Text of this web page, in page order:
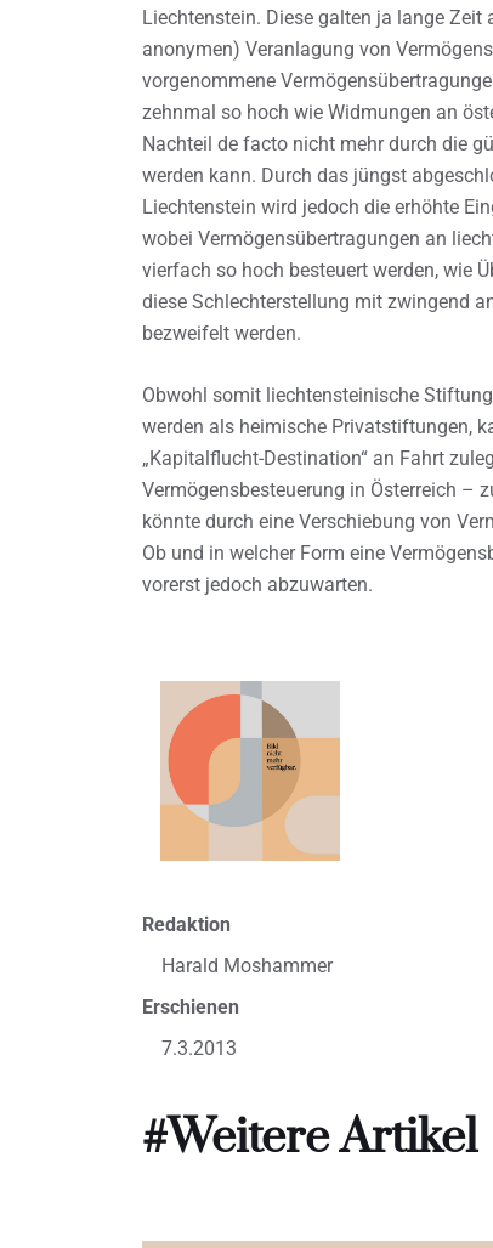
Liechtenstein. Diese galten ja lange Zeit
anonymen) Veranlagung von
vorgenommene
zehnmal so hoch wie Widmungen an
Nachteil de facto nicht mehr durch die
werden kann. Durch das jüngst
Liechtenstein wird jedoch die erhöhte
wobei Vermögensübertragungen an
vierfach so hoch besteuert werden, wie
diese Schlechterstellung mit zwingend
bezweifelt werden.
Obwohl somit liechtensteinische
werden als heimische Privatstiftungen,
„Kapitalflucht-Destination“ an Fahrt
Vermögensbesteuerung in Österreich –
könnte durch eine Verschiebung von
Ob und in welcher Form eine
vorerst jedoch abzuwarten.
Redaktion
Harald Moshammer
Erschienen
7.3.2013
#Weitere Artikel